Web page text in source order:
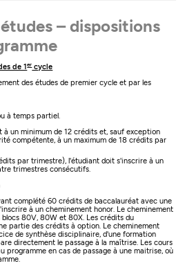
– dispositions
de 1ercycle
des études de premier cycle et par les
à temps partiel.
un minimum de 12 crédits et, sauf exception
compétente, à un maximum de 18 crédits par
par trimestre), l'étudiant doit s'inscrire à un
trimestres consécutifs.
complété 60 crédits de baccalauréat avec une
à un cheminement honor. Le cheminement
blocs 80V, 80W et 80X. Les crédits du
partie des crédits à option. Le cheminement
de synthèse disciplinaire, d'une formation
directement le passage à la maîtrise. Les cours
programme en cas de passage à une maitrise, où